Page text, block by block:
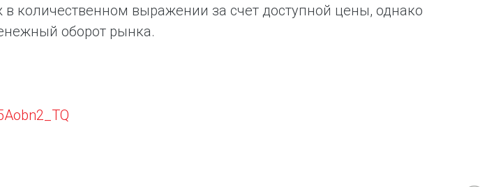
количественном выражении за счет доступной цены, однако
оборот рынка.